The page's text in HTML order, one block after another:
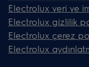
Electrolux veri ve
Electrolux gizlilik
Electrolux çerez
Electrolux